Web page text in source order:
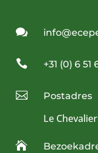

 +31 (0) 6 51
 Postadres
Le
